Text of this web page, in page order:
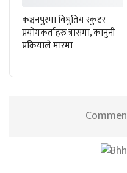
कञ्चनपुरमा विधुतिय स्कुटर
प्रयोगकर्ताहरु त्रासमा, कानुनी
प्रक्रियाले मारमा